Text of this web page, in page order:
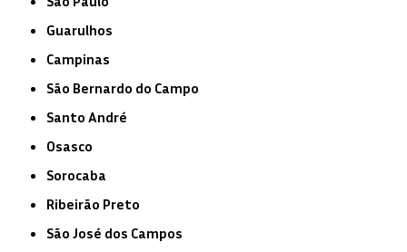
Guarulhos
Campinas
São Bernardo do Campo
Santo André
Osasco
Sorocaba
Ribeirão Preto
São José dos Campos